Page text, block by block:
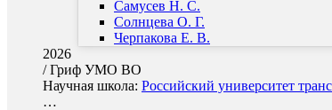
Самусев Н. С.
Солнцева О. Г.
Черпакова Е. В.
2026
/Гриф УМО ВО
Научная школа: Российский университет
…